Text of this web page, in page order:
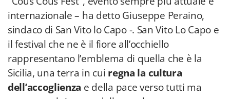
internazionale – ha detto Giuseppe Peraino,
sindaco di San Vito lo Capo -. San Vito Lo Capo e
il festival che ne è il fiore all’occhiello
rappresentano l’emblema di quella che è la
Sicilia, una terra in cui regna la cultura
dell’accoglienza e della pace verso tutti ma